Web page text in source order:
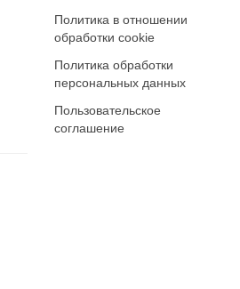
Политика в отношении
обработки cookie
Политика обработки
персональных данных
Пользовательское
соглашение